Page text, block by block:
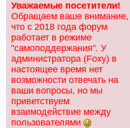
Уважаемые посетители!
Обращаем ваше внимание,
что с 2018 года форум
работает в режиме
"самоподдержания". У
администратора (Foxy) в
настоящее время нет
возможности отвечать на
ваши вопросы, но мы
приветствуем
взаимодействие между
пользователями